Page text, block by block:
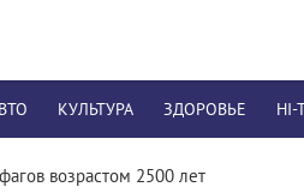
КУЛЬТУРА ЗДОРОВЬЕ HI-
возрастом 2500 лет